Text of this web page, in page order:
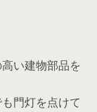
い建物部品を
門灯を点けて